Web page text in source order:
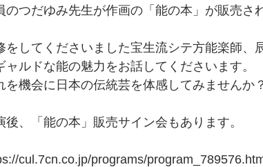
のつだゆみ先生が作画の「能の本」が販売さ
をしてくださいました宝生流シテ方能楽師
ャルドな能の魅力をお話してくださいます。
を機会に日本の伝統芸を体感してみませんか？
後、「能の本」販売サイン会もあります。
cul.7cn.co.jp/programs/